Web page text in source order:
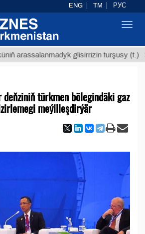
glisirrizin turşusy (t.)
deňziniň türkmen bölegindäki gaz
meýilleşdirýär
ENG TM РУС